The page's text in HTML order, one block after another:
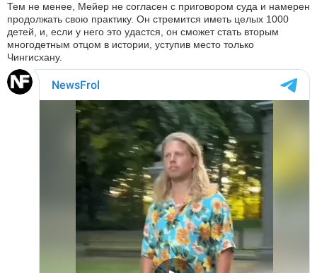
Тем не менее, Мейер не согласен с приговором суда и намерен
продолжать свою практику. Он стремится иметь целых 1000
детей, и, если у него это удастся, он сможет стать вторым
многодетным отцом в истории, уступив место только
Чингисхану.